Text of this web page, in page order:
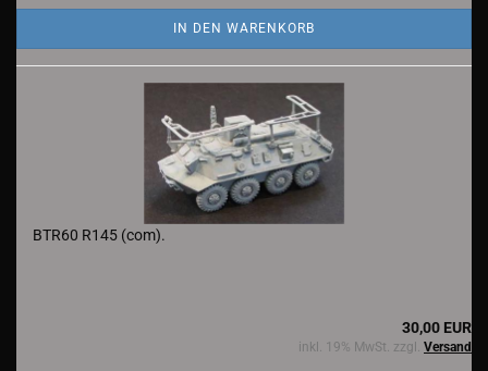
IN DEN WARENKORB
BTR60 R145 (com).
30,00 EUR
inkl. 19% MwSt. zzgl. Versand